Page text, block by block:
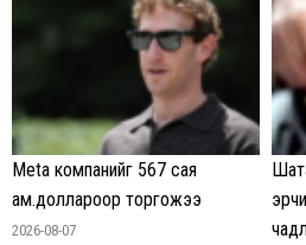
Meta компанийг 567 сая
ам.доллароор торгожээ
2026-08-07